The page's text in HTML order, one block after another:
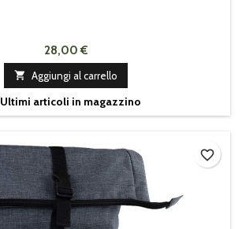
28,00 €
 Aggiungi al carrello
Ultimi articoli in magazzino
favorite_border